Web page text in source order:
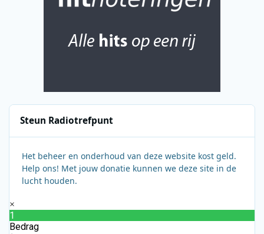
Steun Radiotrefpunt
Het beheer en onderhoud van deze website kost geld.
Help ons! Met jouw donatie kunnen we deze site in de
lucht houden.